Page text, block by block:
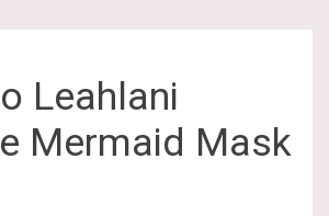
Leahlani
Mermaid Mask